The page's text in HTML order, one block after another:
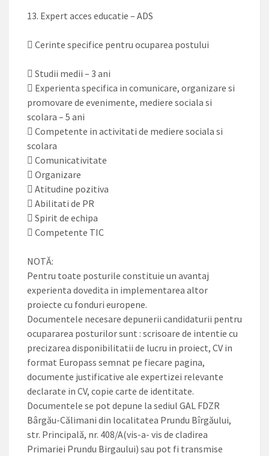
13. Expert acces educatie – ADS
 Cerinte specifice pentru ocuparea postului
 Studii medii – 3 ani
 Experienta specifica in comunicare, organizare si
promovare de evenimente, mediere sociala si
scolara – 5 ani
 Competente in activitati de mediere sociala si
scolara
 Comunicativitate
 Organizare
 Atitudine pozitiva
 Abilitati de PR
 Spirit de echipa
 Competente TIC
NOTĂ:
Pentru toate posturile constituie un avantaj
experienta dovedita in implementarea altor
proiecte cu fonduri europene.
Documentele necesare depunerii candidaturii pentru
ocupararea posturilor sunt : scrisoare de intentie cu
precizarea disponibilitatii de lucru in proiect, CV in
format Europass semnat pe fiecare pagina,
documente justificative ale expertizei relevante
declarate in CV, copie carte de identitate.
Documentele se pot depune la sediul GAL FDZR
Bârgău-Călimani din localitatea Prundu Bîrgăului,
str. Principală, nr. 408/A(vis-a- vis de cladirea
Primariei Prundu Birgaului) sau pot fi transmise